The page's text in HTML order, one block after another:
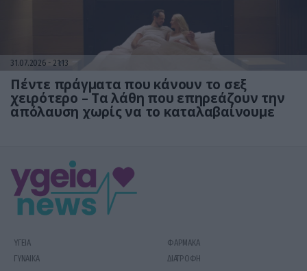
31.07.2026 21:13
Πέντε πράγματα που κάνουν το σεξ
χειρότερο – Τα λάθη που επηρεάζουν την
απόλαυση χωρίς να το καταλαβαίνουμε
ΥΓΕΙΑ
ΦΑΡΜΑΚΑ
ΓΥΝΑΙΚΑ
ΔΙΑΤΡΟΦΗ